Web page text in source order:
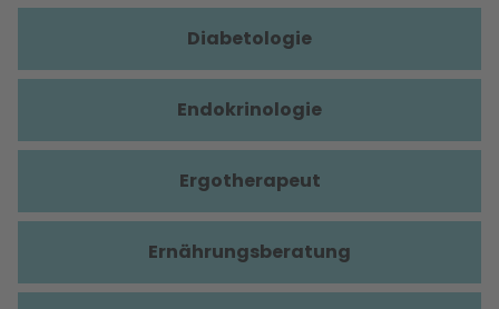
Diabetologie
Endokrinologie
Ergotherapeut
Ernährungsberatung